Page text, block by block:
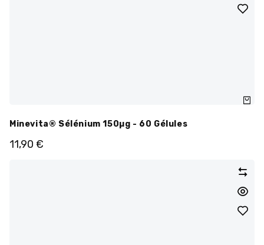
Minevita® Sélénium 150µg - 60 Gélules
11,90 €